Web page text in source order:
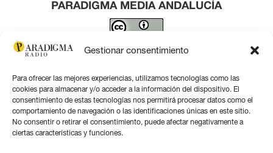
Gestionar consentimiento
Para ofrecer las mejores experiencias, utilizamos tecnologías como las
cookies para almacenar y/o acceder a la información del dispositivo. El
consentimiento de estas tecnologías nos permitirá procesar datos como el
comportamiento de navegación o las identificaciones únicas en este sitio.
No consentir o retirar el consentimiento, puede afectar negativamente a
ciertas características y funciones.
PARADIGMA MEDIA ANDALUCÍA
Este obra está bajo una licencia de Creative Commons
Contacto por correo